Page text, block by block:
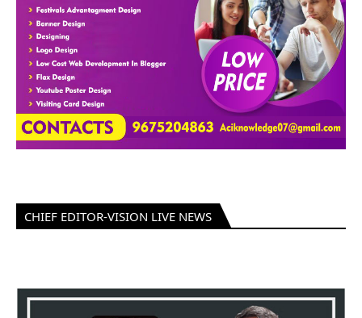
CHIEF EDITOR-VISION LIVE NEWS